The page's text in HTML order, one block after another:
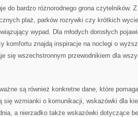
do bardzo różnorodnego grona czytelników.
plaż, parków rozrywki czy krótkich
wypad. Dla młodych dorosłych
komfortu znajdą inspiracje na noclegi o
się wszechstronnym przewodnikiem dla
są również konkretne dane, które
się wzmianki o komunikacji, wskazówki dla
a nierzadko także wskazówki dotyczące